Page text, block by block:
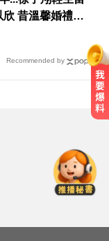
欣 昔溫馨婚禮畫
Recommended by